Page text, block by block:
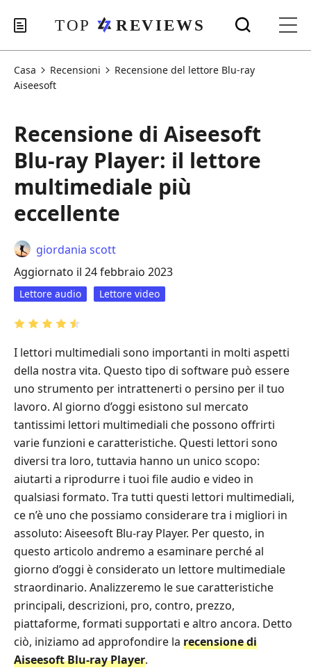
Casa Recensioni
Recensione del lettore Blu-ray
Aiseesoft
Recensione di Aiseesoft
Blu-ray Player: il lettore
multimediale più
eccellente
giordania scott
Aggiornato il 24 febbraio 2023
Lettore audio Lettore video
I lettori multimediali sono importanti in molti aspetti
della nostra vita. Questo tipo di software può essere
uno strumento per intrattenerti o persino per il tuo
lavoro. Al giorno d’oggi esistono sul mercato
tantissimi lettori multimediali che possono offrirti
varie funzioni e caratteristiche. Questi lettori sono
diversi tra loro, tuttavia hanno un unico scopo:
aiutarti a riprodurre i tuoi file audio e video in
qualsiasi formato. Tra tutti questi lettori multimediali,
ce n’è uno che possiamo considerare tra i migliori in
assoluto: Aiseesoft Blu-ray Player. Per questo, in
questo articolo andremo a esaminare perché al
giorno d’oggi è considerato un lettore multimediale
straordinario. Analizzeremo le sue caratteristiche
principali, descrizioni, pro, contro, prezzo,
piattaforme, formati supportati e altro ancora. Detto
ciò, iniziamo ad approfondire la recensione di
Aiseesoft Blu-ray Player.